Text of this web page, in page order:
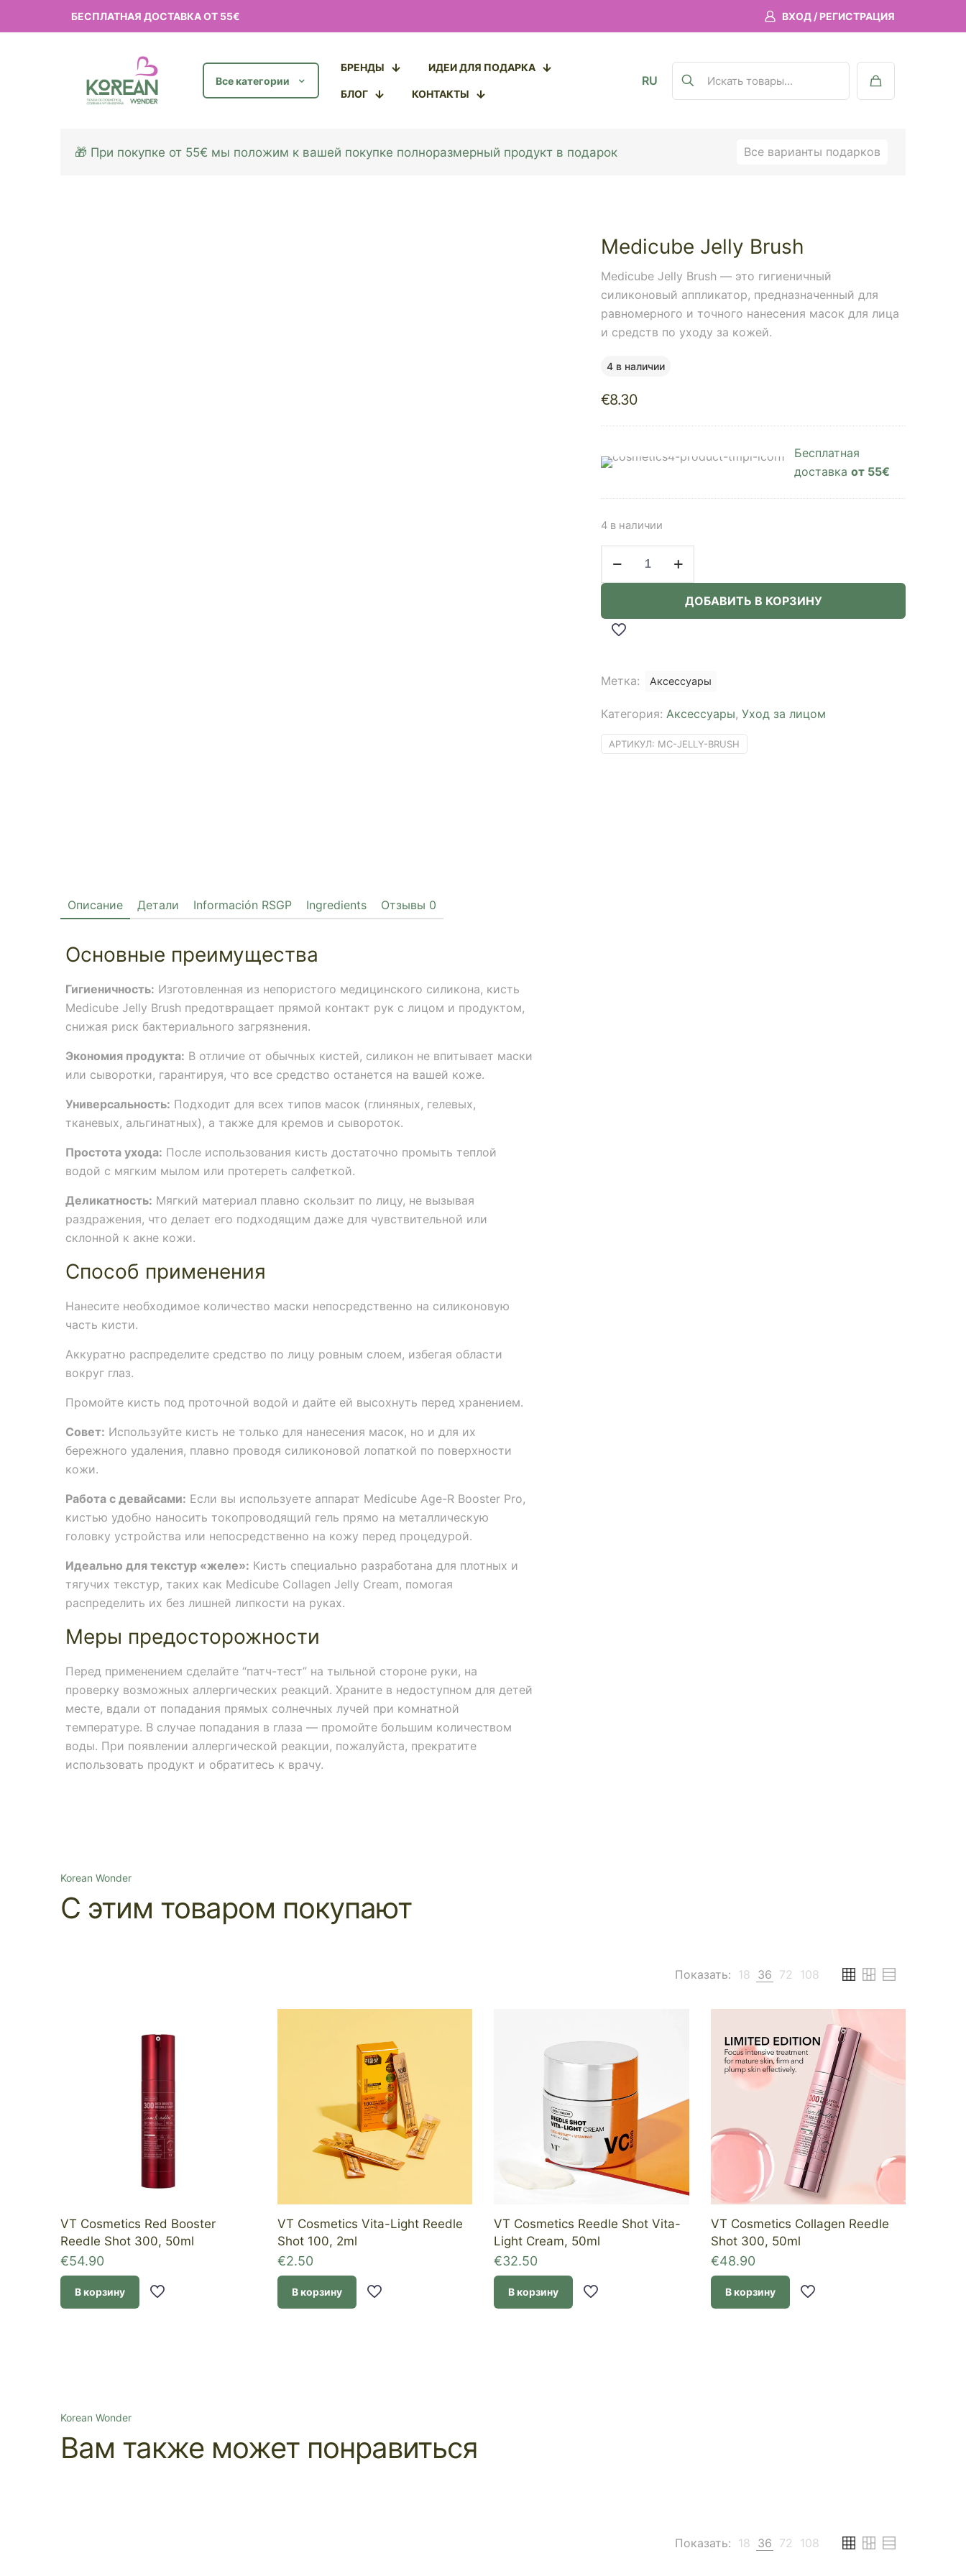
БЕСПЛАТНАЯ ДОСТАВКА ОТ 55€ ВХОД / РЕГИСТРАЦИЯ
Все категории
БРЕНДЫ ИДЕИ ДЛЯ ПОДАРКА
БЛОГ КОНТАКТЫ
RU
🎁 При покупке от 55€ мы положим к вашей покупке полноразмерный продукт в подарок Все варианты подарков
Описание Детали Información RSGP Ingredients Отзывы 0
Основные преимущества
Гигиеничность: Изготовленная из непористого медицинского силикона, кисть
Medicube Jelly Brush предотвращает прямой контакт рук с лицом и продуктом,
снижая риск бактериального загрязнения.
Экономия продукта: В отличие от обычных кистей, силикон не впитывает маски
или сыворотки, гарантируя, что все средство останется на вашей коже.
Универсальность: Подходит для всех типов масок (глиняных, гелевых,
тканевых, альгинатных), а также для кремов и сывороток.
Простота ухода: После использования кисть достаточно промыть теплой
водой с мягким мылом или протереть салфеткой.
Деликатность: Мягкий материал плавно скользит по лицу, не вызывая
раздражения, что делает его подходящим даже для чувствительной или
склонной к акне кожи.
Способ применения
Нанесите необходимое количество маски непосредственно на силиконовую
часть кисти.
Аккуратно распределите средство по лицу ровным слоем, избегая области
вокруг глаз.
Промойте кисть под проточной водой и дайте ей высохнуть перед хранением.
Совет: Используйте кисть не только для нанесения масок, но и для их
бережного удаления, плавно проводя силиконовой лопаткой по поверхности
кожи.
Работа с девайсами: Если вы используете аппарат Medicube Age-R Booster Pro,
кистью удобно наносить токопроводящий гель прямо на металлическую
головку устройства или непосредственно на кожу перед процедурой.
Идеально для текстур «желе»: Кисть специально разработана для плотных и
тягучих текстур, таких как Medicube Collagen Jelly Cream, помогая
распределить их без лишней липкости на руках.
Меры предосторожности
Перед применением сделайте “патч-тест” на тыльной стороне руки, на
проверку возможных аллергических реакций. Храните в недоступном для детей
месте, вдали от попадания прямых солнечных лучей при комнатной
температуре. В случае попадания в глаза — промойте большим количеством
воды. При появлении аллергической реакции, пожалуйста, прекратите
использовать продукт и обратитесь к врачу.
Medicube Jelly Brush
Medicube Jelly Brush — это гигиеничный
силиконовый аппликатор, предназначенный для
равномерного и точного нанесения масок для лица
и средств по уходу за кожей.
4 в наличии
€8.30
Бесплатная
доставка от 55€
4 в наличии
Brush
ДОБАВИТЬ В КОРЗИНУ
Метка: Аксессуары
Категория: Аксессуары, Уход за лицом
АРТИКУЛ: MC-JELLY-BRUSH
Korean Wonder
С этим товаром покупают
Показать: 18 36 72 108
VT Cosmetics Red Booster
Reedle Shot 300, 50ml
€54.90
В корзину
VT Cosmetics Vita-Light Reedle
Shot 100, 2ml
€2.50
В корзину
VT Cosmetics Reedle Shot Vita-
Light Cream, 50ml
€32.50
В корзину
VT Cosmetics Collagen Reedle
Shot 300, 50ml
€48.90
В корзину
Korean Wonder
Вам также может понравиться
Показать: 18 36 72 108